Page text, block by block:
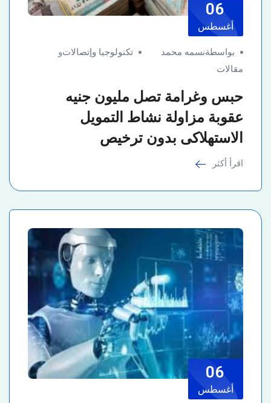
06
أغسطس
بواسطةنسمه محمد تكنولوجيا وإتصالاتو
مقالات
حبس وغرامة تصل مليون جنيه
عقوبة مزاولة نشاط التمويل
الاستهلاكى بدون ترخيص
اقرأ أكثر
06
أغسطس